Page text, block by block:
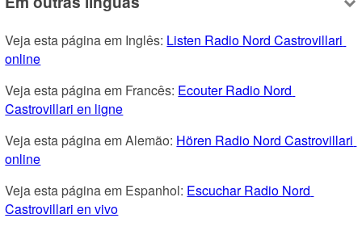
Veja esta página em Inglês: Listen Radio Nord Castrovillari
online
Veja esta página em Francês: Ecouter Radio Nord
Castrovillari en ligne
Veja esta página em Alemão: Hören Radio Nord Castrovillari
online
Veja esta página em Espanhol: Escuchar Radio Nord
Castrovillari en vivo